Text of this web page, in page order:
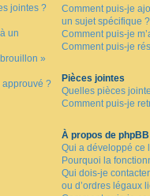
jointes ?
un
»
approuvé ?
Comment puis-je
un sujet spécifique ?
Comment puis-je
Comment puis-je
Pièces jointes
Quelles pièces
Comment puis-je
À propos de phpBB
Qui a développé ce
Pourquoi la
Qui dois-je
ou d’ordres légaux